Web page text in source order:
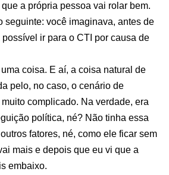
a própria pessoa vai rolar bem.
seguinte: você imaginava, antes de
ir para o CTI por causa de
coisa. E aí, a coisa natural de
pelo, no caso, o cenário de
complicado. Na verdade, era
política, né? Não tinha essa
fatores, né, como ele ficar sem
mais e depois que eu vi que a
embaixo.